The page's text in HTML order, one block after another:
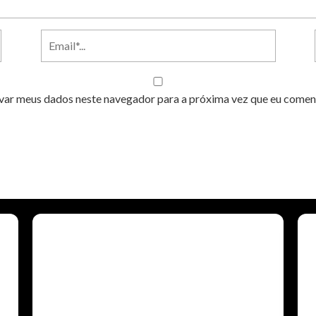
meus dados neste navegador para a próxima vez que eu